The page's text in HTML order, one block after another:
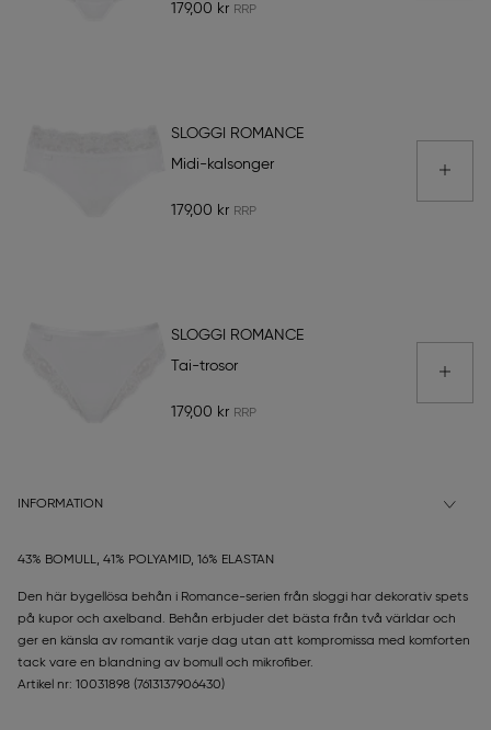
179,00 kr
SLOGGI ROMANCE
Midi-kalsonger
179,00 kr
SLOGGI ROMANCE
Tai-trosor
179,00 kr
INFORMATION
43% BOMULL, 41% POLYAMID, 16% ELASTAN
Den här bygellösa behån i Romance-serien från sloggi har dekorativ spets
på kupor och axelband. Behån erbjuder det bästa från två världar och
ger en känsla av romantik varje dag utan att kompromissa med komforten
tack vare en blandning av bomull och mikrofiber.
Artikel nr: 10031898 (7613137906430)